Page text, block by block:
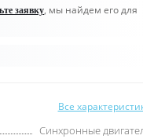
заявку, мы найдем его для
Все
Синхронные